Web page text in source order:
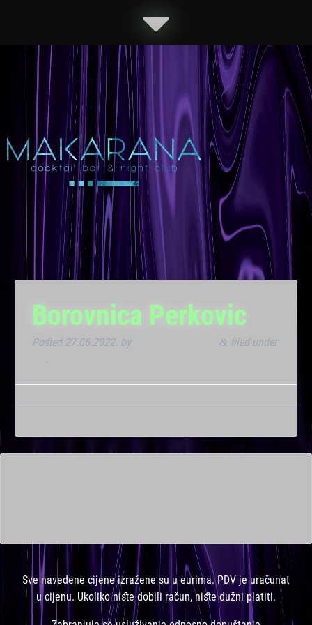
Borovnica Perkovic
Posted 27.06.2022. by & filed under
.
Sve navedene cijene izražene su u eurima. PDV je uračunat
u cijenu. Ukoliko niste dobili račun, niste dužni platiti.